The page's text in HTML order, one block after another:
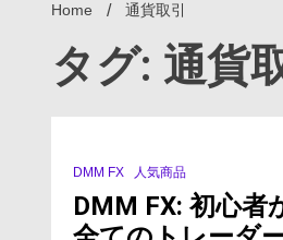
Home 通貨取引
タグ: 通貨
3 Minutes
DMM FX 人気商品
DMM FX: 初心者